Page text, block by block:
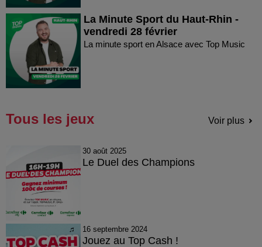
La Minute Sport du Haut-Rhin -
vendredi 28 février
La minute sport en Alsace avec Top Music
Tous les jeux Voir plus
30 août 2025
Le Duel des Champions
16 septembre 2024
Jouez au Top Cash !